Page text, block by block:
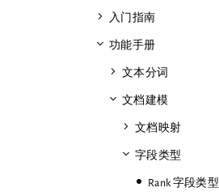
入门指南
功能手册
文本分词
文档建模
文档映射
字段类型
Rank 字段类型